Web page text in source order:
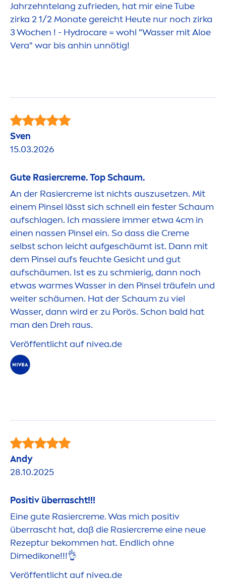
Jahrzehntelang zufrieden, hat mir eine Tube
zirka 2 1/2 Monate gereicht Heute nur noch zirka
3 Wochen ! - Hydrocare = wohl "Wasser mit Aloe
Vera" war bis anhin unnötig!
Sven
15.03.2026
Gute Rasiercreme. Top Schaum.
An der Rasiercreme ist nichts auszusetzen. Mit
einem Pinsel lässt sich schnell ein fester Schaum
aufschlagen. Ich massiere immer etwa 4cm in
einen nassen Pinsel ein. So dass die Creme
selbst schon leicht aufgeschäumt ist. Dann mit
dem Pinsel aufs feuchte Gesicht und gut
aufschäumen. Ist es zu schmierig, dann noch
etwas warmes Wasser in den Pinsel träufeln und
weiter schäumen. Hat der Schaum zu viel
Wasser, dann wird er zu Porös. Schon bald hat
man den Dreh raus.
Veröffentlicht auf nivea.de
Andy
28.10.2025
Positiv überrascht!!!
Eine gute Rasiercreme. Was mich positiv
überrascht hat, daß die Rasiercremeeine neue
Rezeptur bekommen hat. Endlich ohne
Dimedikone!!!👌
Veröffentlicht auf nivea.de